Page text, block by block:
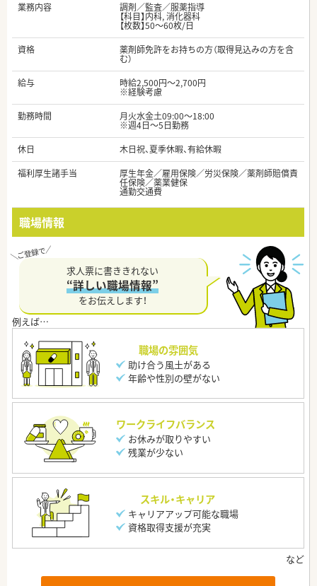
業務内容
調剤／監査／服薬指導
【科目】内科, 消化器科
【枚数】50～60枚/日
資格
薬剤師免許をお持ちの方（取得見込みの方を含
む）
給与
時給2,500円～2,700円
※経験考慮
勤務時間
月火水金土09:00～18:00
※週4日～5日勤務
休日
木日祝、夏季休暇、有給休暇
福利厚生諸手当
厚生年金／雇用保険／労災保険／薬剤師賠償責
任保険／薬業健保
通勤交通費
職場情報
求人票に書ききれない
“詳しい職場情報”
をお伝えします！
職場の雰囲気
助け合う風土がある
年齢や性別の壁がない
ワークライフバランス
お休みが取りやすい
残業が少ない
スキル・キャリア
キャリアアップ可能な職場
資格取得支援が充実